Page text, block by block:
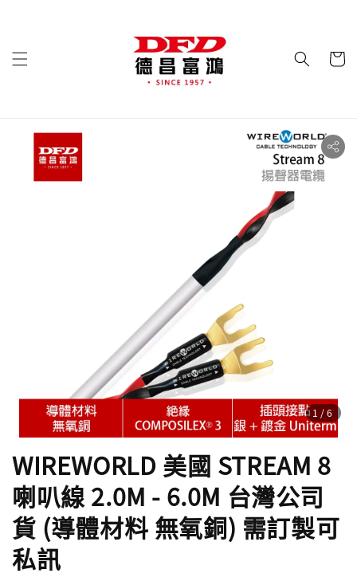
1 /6
WIREWORLD 美國 STREAM 8
喇叭線 2.0M - 6.0M 台灣公司
貨 (導體材料 無氧銅) 需訂製可
私訊